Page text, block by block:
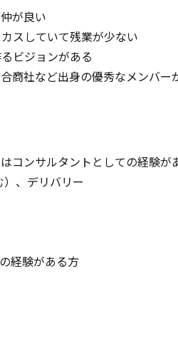
が良い
スしていて残業が少ない
ビジョンがある
商社など出身の優秀なメンバー
コンサルタントとしての経験が
、デリバリー
経験がある方